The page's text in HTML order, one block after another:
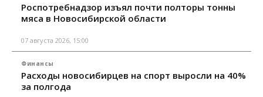
Роспотребнадзор изъял почти полторы тонны
мяса в Новосибирской области
07 августа 2026, 15:00
Финансы
Расходы новосибирцев на спорт выросли на 40%
за полгода